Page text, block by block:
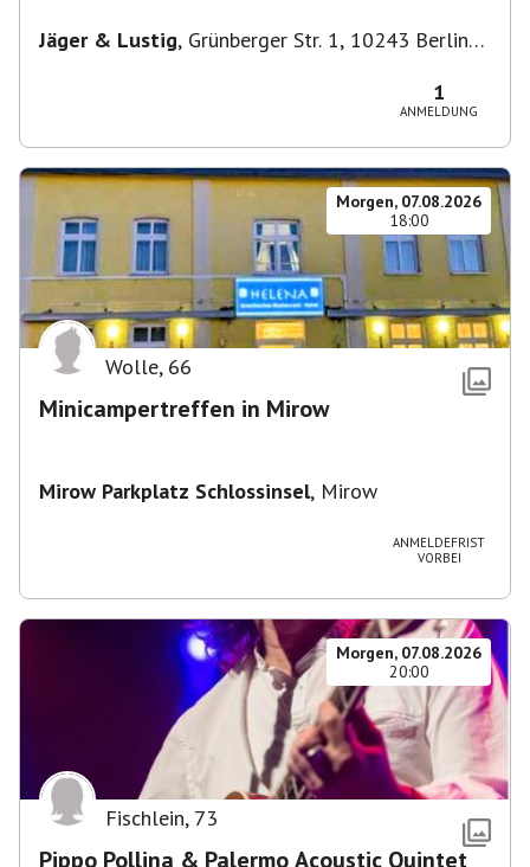
Jäger & Lustig, Grünberger Str. 1, 10243 Berlin-
1
ANMELDUNG
Morgen, 07.08.2026
18:00
Wolle, 66
Minicampertreffen in Mirow
Mirow Parkplatz Schlossinsel, Mirow
ANMELDEFRIST
VORBEI
Morgen, 07.08.2026
20:00
Fischlein, 73
Pippo Pollina & Palermo Acoustic Quintet